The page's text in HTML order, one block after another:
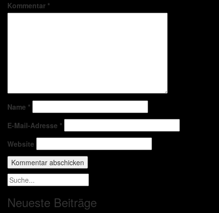
Kommentar *
Name *
E-Mail-Adresse *
Website
Neueste Beiträge